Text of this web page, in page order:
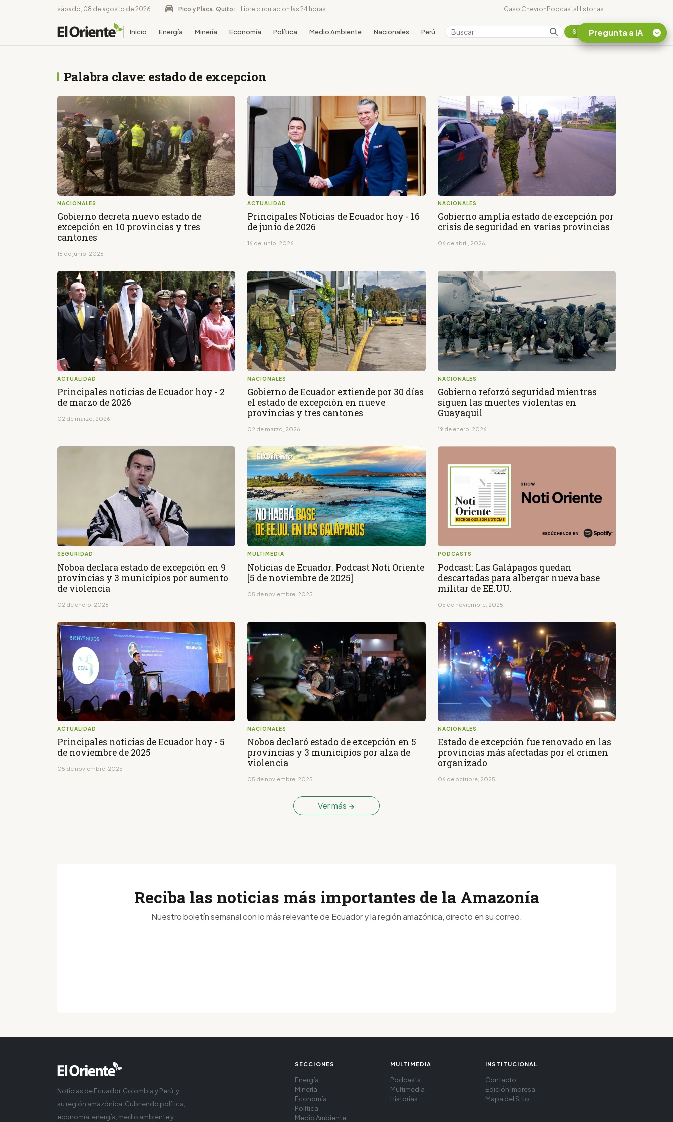
sábado, 08 de agosto de 2026 Pico y Placa, Quito: Libre circulacion las 24 horas Caso ChevronPodcastsHistorias
Inicio Energía Minería Economía Política Medio Ambiente Nacionales Perú Colombia Suscribirse
Palabra clave: estado de excepcion
NACIONALES
Gobierno decreta nuevo estado de
excepción en 10 provincias y tres
cantones
16 de junio, 2026
ACTUALIDAD
Principales Noticias de Ecuador hoy - 16
de junio de 2026
16 de junio, 2026
NACIONALES
Gobierno amplía estado de excepción por
crisis de seguridad en varias provincias
06 de abril, 2026
ACTUALIDAD
Principales noticias de Ecuador hoy - 2
de marzo de 2026
02 de marzo, 2026
NACIONALES
Gobierno de Ecuador extiende por 30 días
el estado de excepción en nueve
provincias y tres cantones
02 de marzo, 2026
NACIONALES
Gobierno reforzó seguridad mientras
siguen las muertes violentas en
Guayaquil
19 de enero, 2026
SEGURIDAD
Noboa declara estado de excepción en 9
provincias y 3 municipios por aumento
de violencia
02 de enero, 2026
MULTIMEDIA
Noticias de Ecuador. Podcast Noti Oriente
[5 de noviembre de 2025]
05 de noviembre, 2025
PODCASTS
Podcast: Las Galápagos quedan
descartadas para albergar nueva base
militar de EE.UU.
05 de noviembre, 2025
ACTUALIDAD
Principales noticias de Ecuador hoy - 5
de noviembre de 2025
05 de noviembre, 2025
NACIONALES
Noboa declaró estado de excepción en 5
provincias y 3 municipios por alza de
violencia
05 de noviembre, 2025
NACIONALES
Estado de excepción fue renovado en las
provincias más afectadas por el crimen
organizado
06 de octubre, 2025
Ver más
Pregunta a IA
Listar destinos
turísticos de la
Amazonia Ecuatoriana
¿En que consiste la
Reciba las noticias más importantes de la Amazonía
Nuestro boletín semanal con lo más relevante de Ecuador y la región amazónica, directo en su correo.
Noticias de Ecuador, Colombia y Perú, y
su región amazónica. Cubriendo política,
economía, energía, medio ambiente y
SECCIONES
Energía
Minería
Economía
Política
Medio Ambiente
MULTIMEDIA
Podcasts
Multimedia
Historias
INSTITUCIONAL
Contacto
Edición Impresa
Mapa del Sitio